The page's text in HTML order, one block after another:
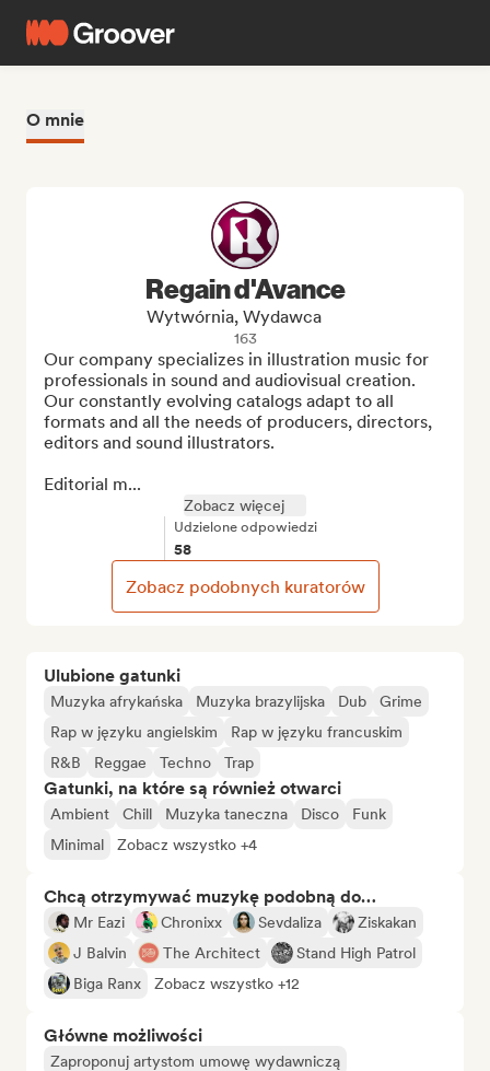
O mnie
Ulubione gatunki
Muzyka afrykańska Muzyka brazylijska Dub
Grime
Rap w języku angielskim
Rap w języku francuskim
R&B
Reggae Techno Trap
Gatunki, na które są również otwarci
Ambient Chill Muzyka taneczna Disco
Funk
Minimal
Zobacz wszystko +4
Chcą otrzymywać muzykę podobną do…
Mr Eazi Chronixx Sevdaliza
Ziskakan
J Balvin
The Architect
Stand High Patrol
Biga Ranx
Zobacz wszystko +12
Główne możliwości
Zaproponuj artystom umowę wydawniczą
Regain d'Avance
Wytwórnia, Wydawca
163
Our company specializes in illustration music for
professionals in sound and audiovisual creation.
Our constantly evolving catalogs adapt to all
formats and all the needs of producers, directors,
editors and sound illustrators.
Editorial m...
Zobacz więcej
Udzielone odpowiedzi
58
Zobacz podobnych kuratorów